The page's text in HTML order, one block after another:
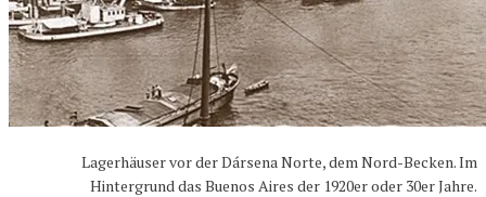
Lagerhäuser vor der Dársena Norte, dem Nord-Becken. Im
Hintergrund das Buenos Aires der 1920er oder 30er Jahre.